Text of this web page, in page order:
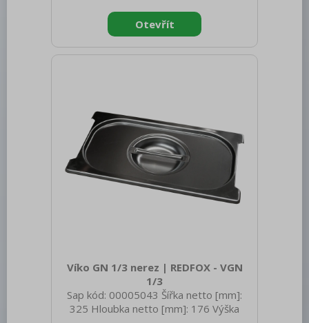
Materiál: Nerez Těsnění: Ne Úchyty: Ne
Vnější barva zařízení: Nerezové Velikost
GN / EN zařízení [mm]: GN 1/9 Otvor
Víko GN 1/3 nerez | REDFOX - VGN
1/3
Sap kód: 00005043 Šířka netto [mm]:
325 Hloubka netto [mm]: 176 Výška